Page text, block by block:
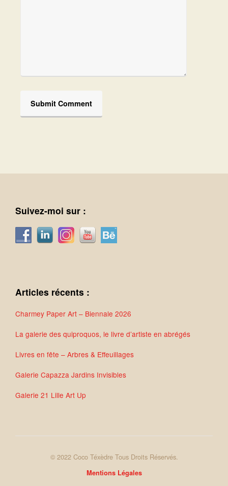
Suivez-moi sur :
Articles récents :
Charmey Paper Art – Biennale 2026
La galerie des quiproquos, le livre d’artiste en abrégés
Livres en fête – Arbres & Effeuillages
Galerie Capazza Jardins Invisibles
Galerie 21 Lille Art Up
© 2022 Coco Téxèdre Tous Droits Réservés.
Mentions Légales